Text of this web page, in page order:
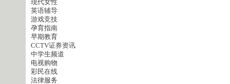
现代女性
英语辅导
游戏竞技
孕育指南
早期教育
CCTV证券资讯
中学生频道
电视购物
彩民在线
法律服务